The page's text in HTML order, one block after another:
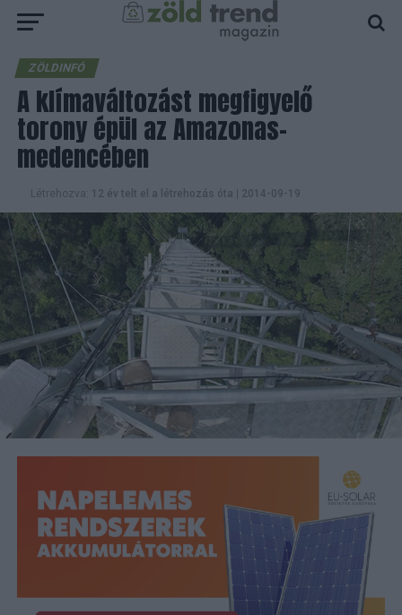
ZÖLDINFÓ
A klímaváltozást megfigyelő
torony épül az Amazonas-
medencében
Létrehozva: 12 év telt el a létrehozás óta 2014-09-19